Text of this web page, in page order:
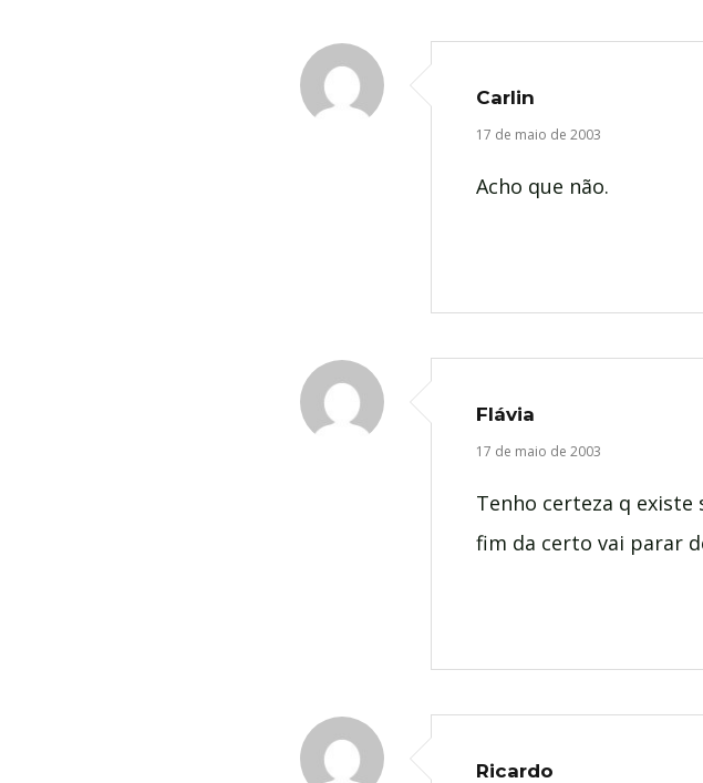
Carlin
17 de maio de 2003
Acho que não.
Flávia
17 de maio de 2003
Tenho certeza q
fim da certo vai parar
Ricardo